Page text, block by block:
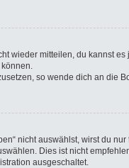
wieder mitteilen, du kannst
so wende dich an die
nicht auswählst, wirst du
Dies ist nicht
ausgeschaltet.